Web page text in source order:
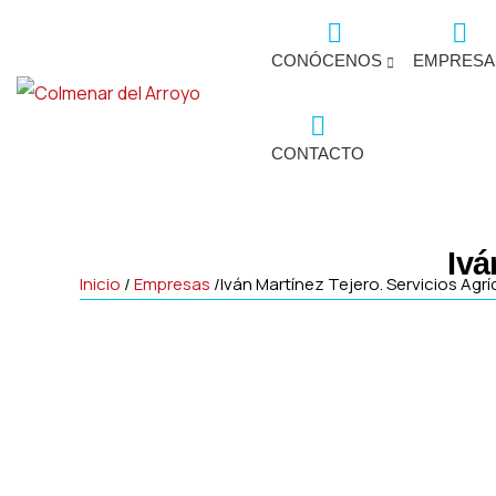
CONÓCENOS
CONTACTO
Inicio /Empresas /Iván Martínez Tejero. Servicios